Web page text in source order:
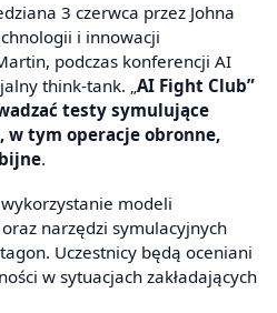
3 czerwca przez Johna
i innowacji
podczas konferencji AI
think-tank. „AI Fight Club”
testy symulujące
w tym operacje obronne,
.
modeli
narzędzi symulacyjnych
Uczestnicy będą oceniani
w sytuacjach zakładających